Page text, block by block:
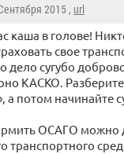
2015 , url
каша в голове!
свое
дело сугубо
КАСКО.
а потом начинайте
ОСАГО можно
транспортного